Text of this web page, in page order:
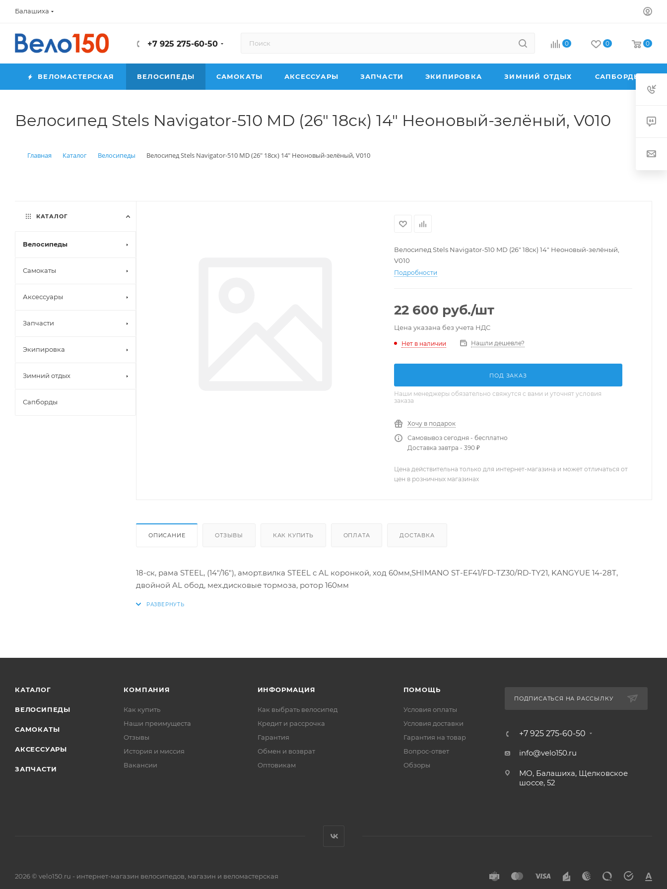
Балашиха
+7 925 275-60-50 0 0 0
ВЕЛОМАСТЕРСКАЯ ВЕЛОСИПЕДЫ САМОКАТЫ АКСЕССУАРЫ ЗАПЧАСТИ ЭКИПИРОВКА ЗИМНИЙ ОТДЫХ САПБОРДЫ
Велосипед Stels Navigator-510 MD (26" 18ск) 14" Неоновый-зелёный, V010
Главная Каталог Велосипеды Велосипед Stels Navigator-510 MD (26" 18ск) 14" Неоновый-зелёный, V010
Велосипед Stels Navigator-510 MD (26" 18ск) 14" Неоновый-зелёный,
V010
Подробности
22 600 руб./шт
Цена указана без учета НДС
Нет в наличии Нашли дешевле?
ПОД ЗАКАЗ
Наши менеджеры обязательно свяжутся с вами и уточнят условия
заказа
Хочу в подарок
Самовывоз сегодня - бесплатно
Доставка завтра - 390 ₽
Цена действительна только для интернет-магазина и может отличаться от
цен в розничных магазинах
ОПИСАНИЕ ОТЗЫВЫ КАК КУПИТЬ ОПЛАТА ДОСТАВКА
18-ск, рама STEEL, (14"/16"), аморт.вилка STEEL с AL коронкой, ход 60мм,SHIMANO ST-EF41/FD-TZ30/RD-TY21, KANGYUE 14-28T,
двойной AL обод, мех.дисковые тормоза, ротор 160мм
КАТАЛОГ
Велосипеды
Самокаты
Аксессуары
Запчасти
Экипировка
Зимний отдых
Сапборды
КАТАЛОГ
ВЕЛОСИПЕДЫ
САМОКАТЫ
АКСЕССУАРЫ
ЗАПЧАСТИ
КОМПАНИЯ
Как купить
Наши преимущеста
Отзывы
История и миссия
Вакансии
ИНФОРМАЦИЯ
Как выбрать велосипед
Кредит и рассрочка
Гарантия
Обмен и возврат
Оптовикам
ПОМОЩЬ
Условия оплаты
Условия доставки
Гарантия на товар
Вопрос-ответ
Обзоры
ПОДПИСАТЬСЯ НА РАССЫЛКУ
+7 925 275-60-50
info@velo150.ru
МО, Балашиха, Щелковское
шоссе, 52
2026 © velo150.ru - интернет-магазин велосипедов, магазин и веломастерская